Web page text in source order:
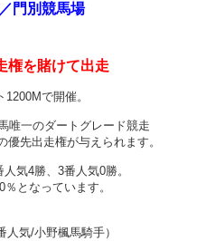
門別競馬場
権を賭けて出走
で開催。
唯一のダートグレード競走
先出走権が与えられます。
気4勝、3番人気0勝。
となっています。
気/小野楓馬騎手）